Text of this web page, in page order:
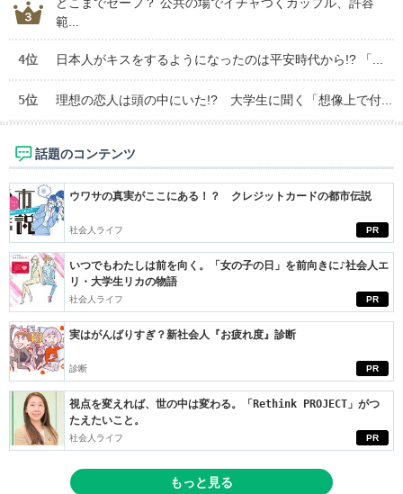
範...
4位 日本人がキスをするようになったのは平安時代から!? 「...
5位 理想の恋人は頭の中にいた!? 大学生に聞く「想像上で付...
話題のコンテンツ
PR
ウワサの真実がここにある！？ クレジットカードの都市伝説
社会人ライフ
PR
いつでもわたしは前を向く。「女の子の日」を前向きに♪社会人エ
リ・大学生リカの物語
社会人ライフ
PR
実はがんばりすぎ？新社会人『お疲れ度』診断
診断
PR
視点を変えれば、世の中は変わる。「Rethink PROJECT」がつ
たえたいこと。
社会人ライフ
もっと見る